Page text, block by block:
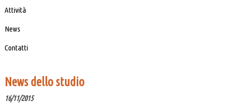
Attività
News
Contatti
News dello studio
16/11/2015